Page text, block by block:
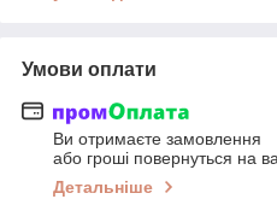
Умови оплати
Ви отримаєте замовлення
або гроші повернуться на
Детальніше